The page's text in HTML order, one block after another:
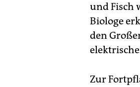
und Fisch
Biologe
den
Zur